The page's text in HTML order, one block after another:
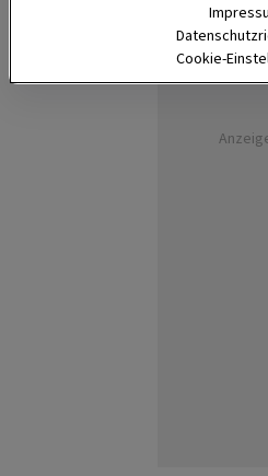
Cookie-